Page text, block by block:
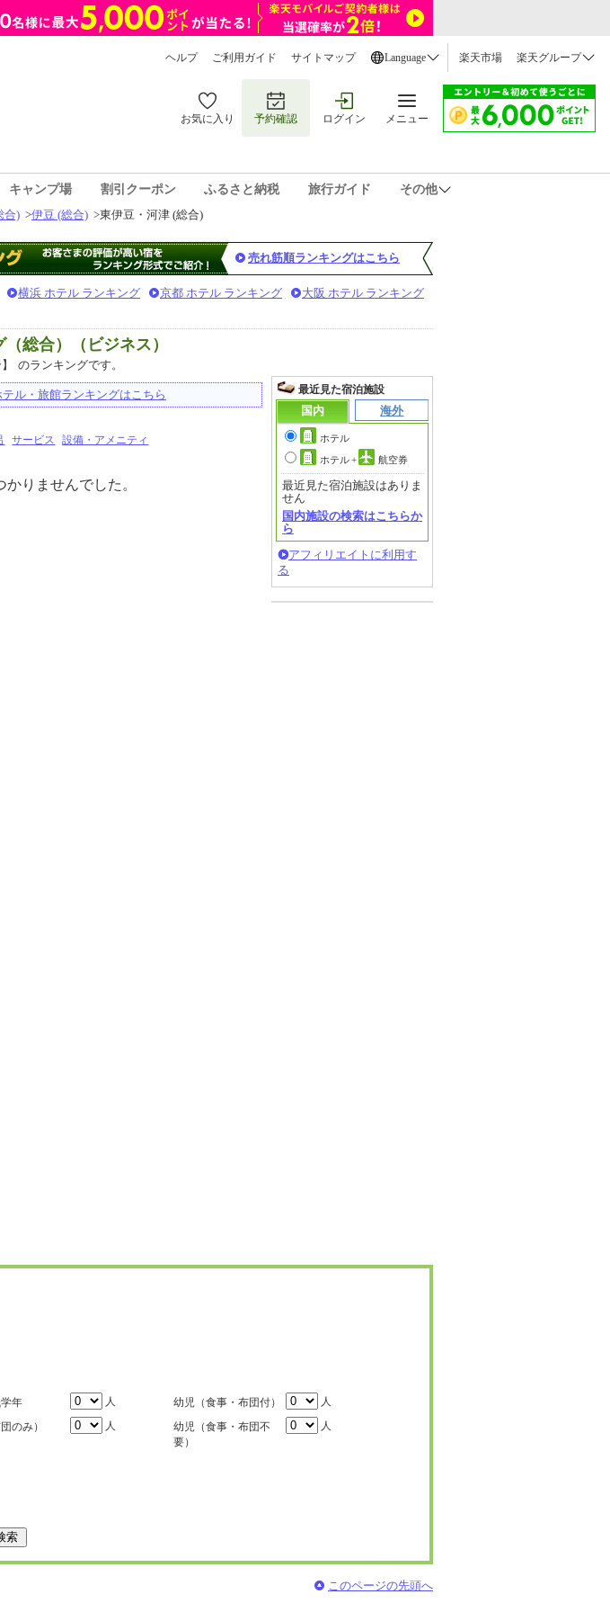
ヘルプ ご利用ガイド サイトマップ Language 楽天市場 楽天グループ
お気に入り 予約確認 ログイン メニュー
キャンプ場 割引クーポン ふるさと納税 旅行ガイド
その他
合) >伊豆 (総合) >東伊豆・河津 (総合)
売れ筋順ランキングはこちら
横浜 ホテル ランキング 京都 ホテル ランキング 大阪 ホテル ランキング
総合）（ビジネス）
のランキングです。
テル・旅館ランキングはこちら
サービス 設備・アメニティ
りませんでした。
最近見た宿泊施設
国内
海外
ホテル
ホテル+ 航空券
最近見た宿泊施設はありま
せん
国内施設の検索はこちらか
ら
アフィリエイトに利用す
る
年 人 幼児（食事・布団付）
人
のみ） 人
幼児（食事・布団不
要）
人
このページの先頭へ